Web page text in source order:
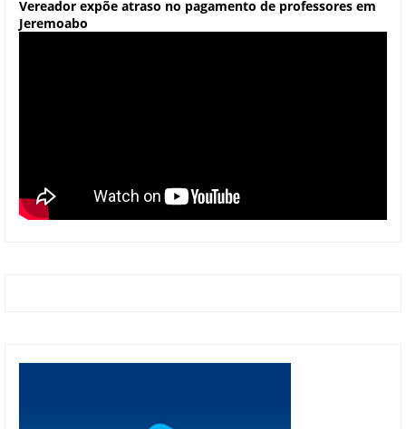
Vereador expõe atraso no pagamento de professores em
Jeremoabo